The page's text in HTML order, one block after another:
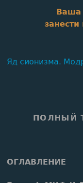
Baшa
Яд сионизма.
ПОЛНЫЙ
ОГЛАВЛЕНИЕ